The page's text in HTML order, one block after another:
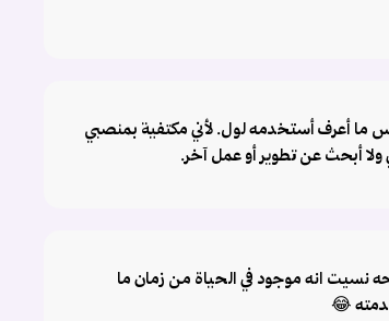
ما أعرف أستخدمه لول. لأني مكتفية بمنصبي
ولا أبحث عن تطوير أو عمل آخر.
نسيت انه موجود في الحياة من زمان ما
😂